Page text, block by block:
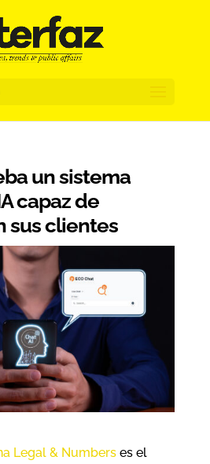
un sistema
capaz de
sus clientes
Legal & Numberses el